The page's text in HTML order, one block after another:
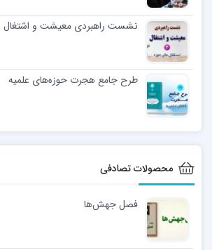
نشست راهبردی معیشت و اشتغال
طرح جامع هجرت حوزه‌های علمیه
محصولات تصادفی
فصل جهش‌ها